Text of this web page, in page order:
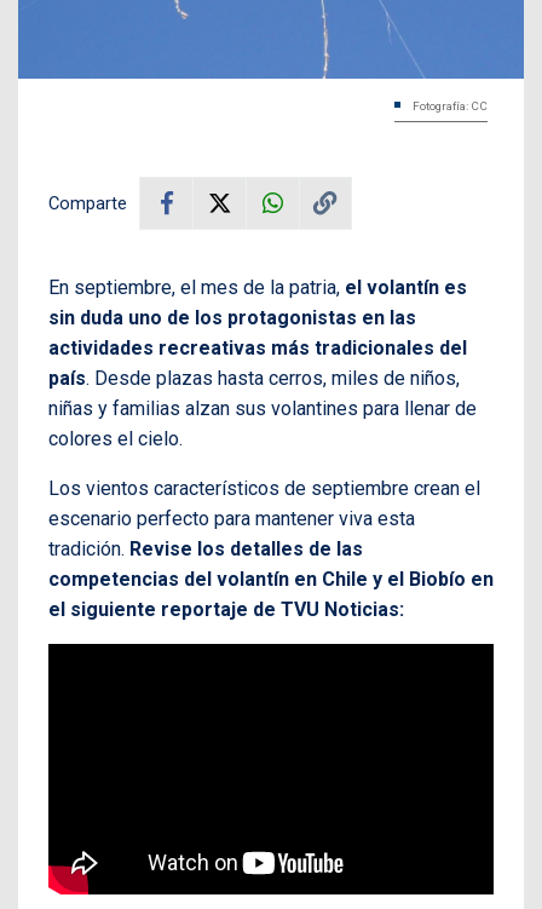
Fotografía: CC
Comparte
En septiembre, el mes de la patria, el volantín es
sin duda uno de los protagonistas en las
actividades recreativas más tradicionales del
país. Desde plazas hasta cerros, miles de niños,
niñas y familias alzan sus volantines para llenar de
colores el cielo.
Los vientos característicos de septiembre crean el
escenario perfecto para mantener viva esta
tradición. Revise los detalles de las
competencias del volantín en Chile y el Biobío en
el siguiente reportaje de TVU Noticias: